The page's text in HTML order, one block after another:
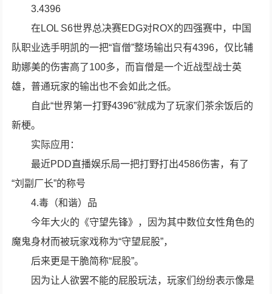
3.4396
在LOL S6世界总决赛EDG对ROX的四强赛中，中国
队职业选手明凯的一把“盲僧”整场输出只有4396，仅比辅
助娜美的伤害高了100多，而盲僧是一个近战型战士英
雄，普通玩家的输出也不会如此之低。
自此“世界第一打野4396”就成为了玩家们茶余饭后的
新梗。
实际应用：
最近PDD直播娱乐局一把打野打出4586伤害，有了
“刘副厂长”的称号
4.毒（和谐）品
今年大火的《守望先锋》，因为其中数位女性角色的
魔鬼身材而被玩家戏称为“守望屁股”，
后来更是干脆简称“屁股”。
因为让人欲罢不能的屁股玩法，玩家们纷纷表示像是